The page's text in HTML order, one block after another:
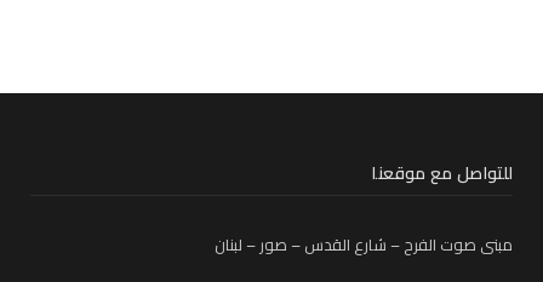
للتواصل مع موقعنا
مبنى صوت الفرح – شارع القدس – صور – لبنان